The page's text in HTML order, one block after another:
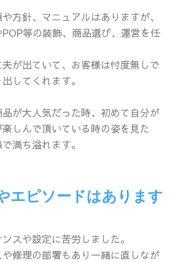
方針、マニュアルはありますが、
等の装飾、商品選び、運営を任
が出ていて、お客様は忖度無しで
してくれます。
が大人気だった時、初めて自分が
しんで頂いている時の姿を見た
満ち溢れます。
エピソードはあります
スや設定に苦労しました。
修理の部署もあり一緒に直しなが